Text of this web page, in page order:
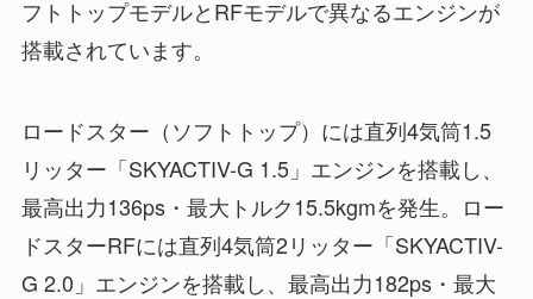
フトトップモデルとRFモデルで異なるエンジンが
搭載されています。
ロードスター（ソフトトップ）には直列4気筒1.5
リッター「SKYACTIV-G 1.5」エンジンを搭載し、
最高出力136ps・最大トルク15.5kgmを発生。ロー
ドスターRFには直列4気筒2リッター「SKYACTIV-
G 2.0」エンジンを搭載し、最高出力182ps・最大